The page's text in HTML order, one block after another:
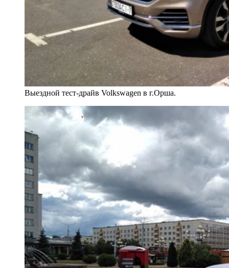
Выездной тест-драйв Volkswagen в г.Орша.